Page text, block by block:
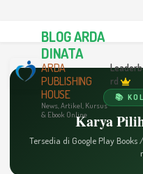
BLOG ARDA
DINATA
ARDA
PUBLISHING
HOUSE
News, Artikel, Kursus
& Ebook Online
rd
📚
Karya
Tersedia di Google Play